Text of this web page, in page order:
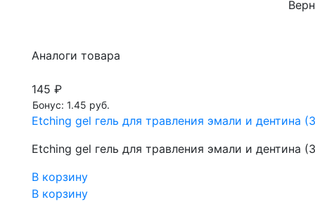
Аналоги товара
145 ₽
Бонус: 1.45 руб.
Etching gel гель для травления эмали и дентина
Etching gel гель для травления эмали и дентина
В корзину
В корзину